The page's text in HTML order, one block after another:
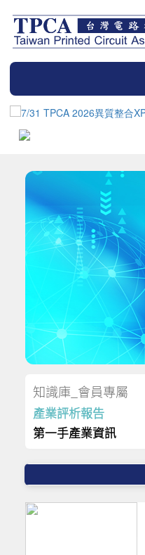
知識庫_會員專屬
產業評析報告
第一手產業資訊